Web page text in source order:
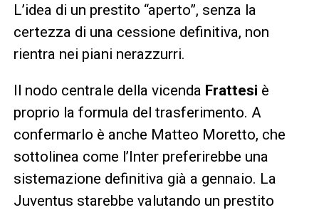
L’idea di un prestito “aperto”, senza la
certezza di una cessione definitiva, non
rientra nei piani nerazzurri.
Il nodo centrale della vicenda Frattesi è
proprio la formula del trasferimento. A
confermarlo è anche Matteo Moretto, che
sottolinea come l’Inter preferirebbe una
sistemazione definitiva già a gennaio. La
Juventus starebbe valutando un prestito